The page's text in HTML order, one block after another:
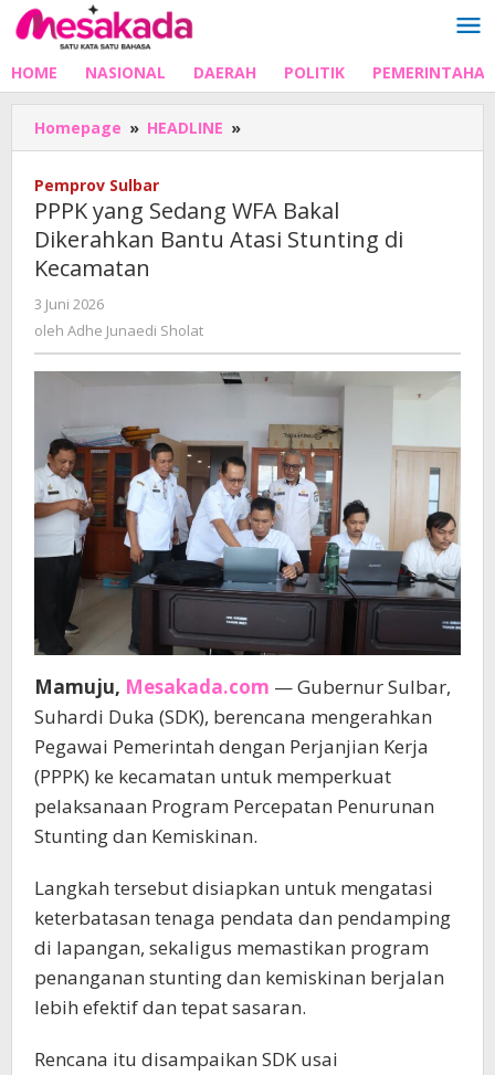
Lewati
ke
HOME NASIONAL DAERAH POLITIK
Homepage » HEADLINE »
yang
Bakal
Dikerahkan
Kecamatan
Pemprov Sulbar
PPPK yang Sedang WFA Bakal
Dikerahkan Bantu Atasi Stunting di
Kecamatan
3 Juni 2026
oleh Adhe Junaedi Sholat
Mamuju, Mesakada.com — Gubernur Sulbar,
Suhardi Duka (SDK), berencana mengerahkan
Pegawai Pemerintah dengan Perjanjian Kerja
(PPPK) ke kecamatan untuk memperkuat
pelaksanaan Program Percepatan Penurunan
Stunting dan Kemiskinan.
Langkah tersebut disiapkan untuk mengatasi
keterbatasan tenaga pendata dan pendamping
di lapangan, sekaligus memastikan program
penanganan stunting dan kemiskinan berjalan
lebih efektif dan tepat sasaran.
Rencana itu disampaikan SDK usai